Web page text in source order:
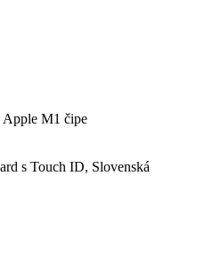
Apple M1 čipe
s Touch ID, Slovenská